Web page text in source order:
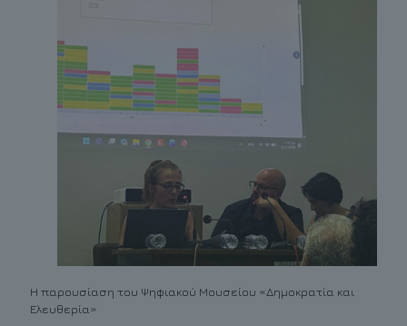
Η παρουσίαση του Ψηφιακού Μουσείου «Δημοκρατία και
Ελευθερία»